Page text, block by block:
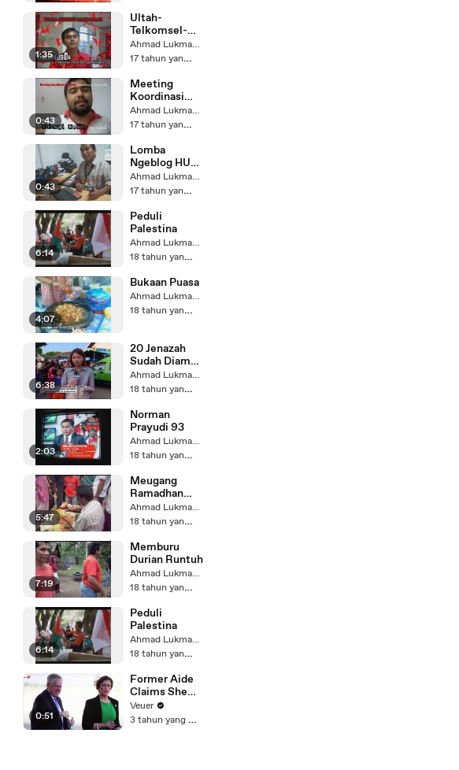
1:35
Ultah-
Telkomsel-
Karyawan
Ahmad Lukman Sa'ad
17 tahun yang lalu
0:43
Meeting
Koordinasi
BM Aceh
Ahmad Lukman Sa'ad
17 tahun yang lalu
0:43
Lomba
Ngeblog HUT
Telkomsel ke
14
Ahmad Lukman Sa'ad
17 tahun yang lalu
6:14
Peduli
Palestina
Ahmad Lukman Sa'ad
18 tahun yang lalu
4:07
Bukaan Puasa
Ahmad Lukman Sa'ad
18 tahun yang lalu
6:38
20 Jenazah
Sudah Diambil
Keluarga
Ahmad Lukman Sa'ad
18 tahun yang lalu
2:03
Norman
Prayudi 93
Ahmad Lukman Sa'ad
18 tahun yang lalu
5:47
Meugang
Ramadhan
1429 H
Ahmad Lukman Sa'ad
18 tahun yang lalu
7:19
Memburu
Durian Runtuh
Ahmad Lukman Sa'ad
18 tahun yang lalu
6:14
Peduli
Palestina
Ahmad Lukman Sa'ad
18 tahun yang lalu
0:51
Former Aide
Claims She
Was Asked to
Make a ‘Hit
Veuer
3 tahun yang lalu